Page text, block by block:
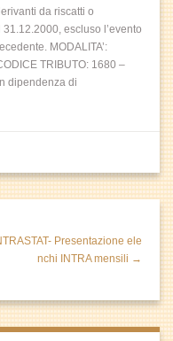
da riscatti o
escluso l’evento
MODALITA’:
TRIBUTO: 1680 –
dipendenza di
Presentazione ele
nchi INTRA mensili →